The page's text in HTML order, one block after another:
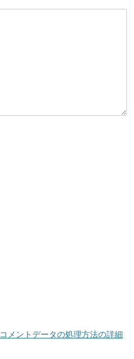
コメントデータの処理方法の詳細